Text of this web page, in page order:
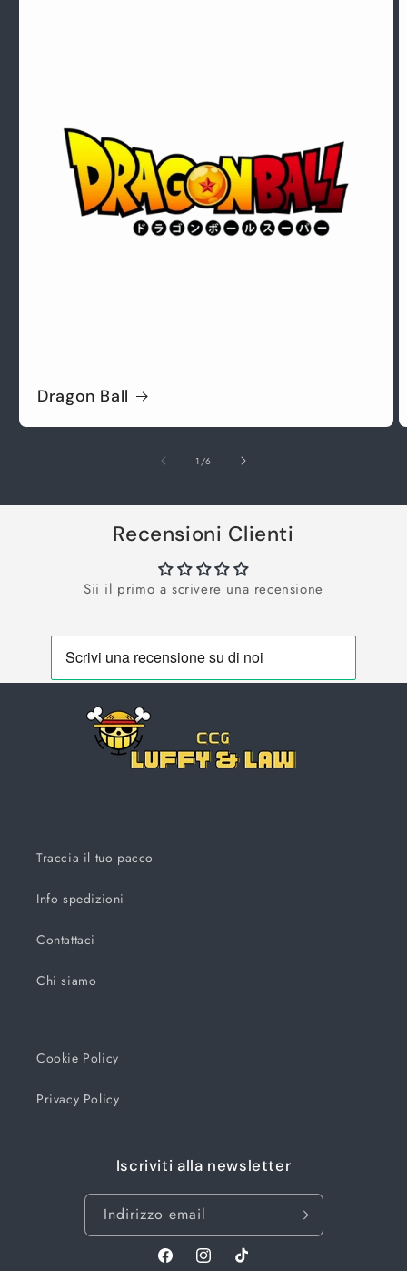
Dragon Ball
1 /su
6
Recensioni Clienti
Sii il primo a scrivere una recensione
Traccia il tuo pacco
Info spedizioni
Contattaci
Chi siamo
Cookie Policy
Privacy Policy
Iscriviti alla newsletter
Indirizzo email
FacebookInstagramTikTok